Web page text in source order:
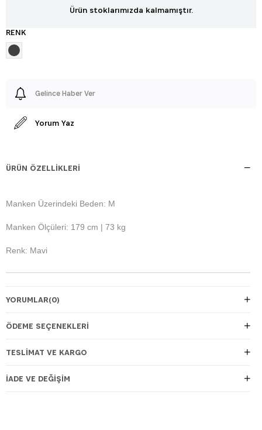
Ürün stoklarımızda kalmamıştır.
RENK
Gelince Haber Ver
Yorum Yaz
ÜRÜN ÖZELLIKLERI
Manken Üzerindeki Beden: M
Manken Ölçüleri: 179 cm | 73 kg
Renk: Mavi
YORUMLAR(0)
ÖDEME SEÇENEKLERI
TESLIMAT VE KARGO
İADE VE DEĞIŞIM